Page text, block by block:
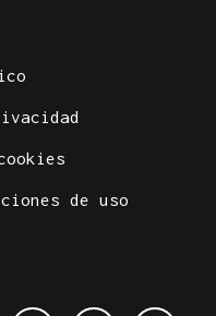
de uso